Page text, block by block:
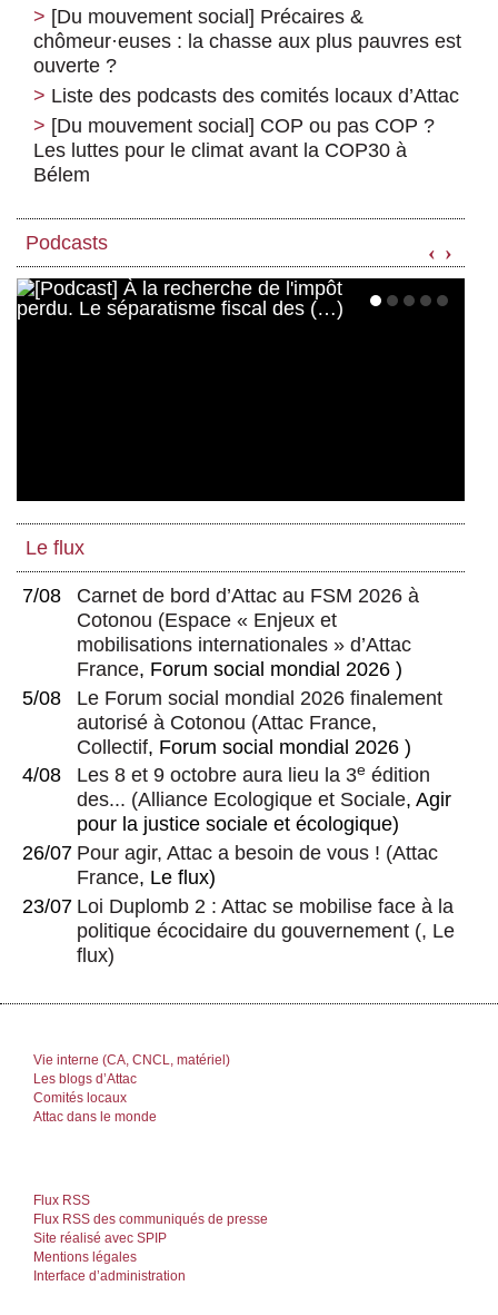
[Du mouvement social] Précaires &
chômeur·euses : la chasse aux plus pauvres est
ouverte ?
Liste des podcasts des comités locaux d’Attac
[Du mouvement social] COP ou pas COP ?
Les luttes pour le climat avant la COP30 à
Bélem
Podcasts ‹ ›
Le flux
7/08
Carnet de bord d’Attac au FSM 2026 à
Cotonou (Espace « Enjeux et
mobilisations internationales » d’Attac
France, Forum social mondial 2026 )
5/08
Le Forum social mondial 2026 finalement
autorisé à Cotonou (Attac France,
Collectif, Forum social mondial 2026 )
4/08
Les 8 et 9 octobre aura lieu la 3e édition
des... (Alliance Ecologique et Sociale, Agir
pour la justice sociale et écologique)
26/07 Pour agir, Attac a besoin de vous ! (Attac
France, Le flux)
23/07 Loi Duplomb 2 : Attac se mobilise face à la
politique écocidaire du gouvernement (, Le
flux)
Vie interne (CA, CNCL, matériel)
Les blogs d’Attac
Comités locaux
Attac dans le monde
Flux RSS
Flux RSS des communiqués de presse
Site réalisé avec SPIP
Mentions légales
Interface d’administration